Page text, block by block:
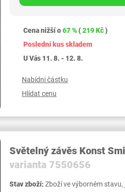
Cena nižší o67 % (219 Kč)
Poslední kus skladem
U Vás 11. 8. - 12. 8.
Nabídni částku
Hlídat cenu
Světelný závěs Konst
varianta 7550656
Stav zboží:Zboží ve výborném stavu,